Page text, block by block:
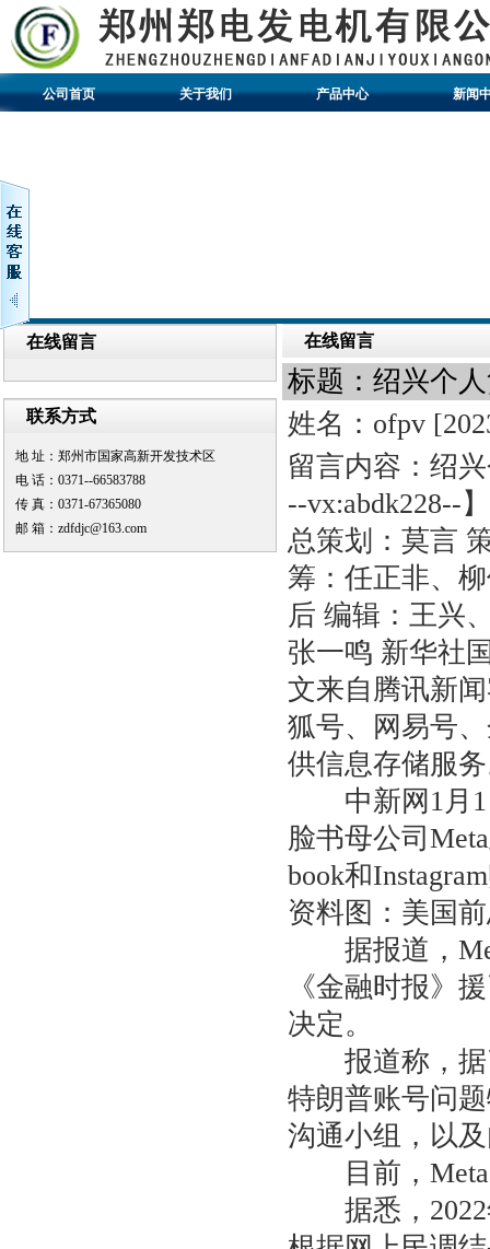
公司首页 关于我们 产品中心 新闻
在线留言
联系方式
地 址：郑州市国家高新开发技术区
电 话：0371--66583788
传 真：0371-67365080
邮 箱：zdfdjc@163.com
在线留言
标题：绍兴个
姓名：ofpv
留言内容：绍
--vx:abdk228--】
总策划：莫言
筹：任正非、
后 编辑：王兴
张一鸣 新华社
文来自腾讯新
狐号、网易号
供信息存储服
中新网1月1
脸书母公司
book和
资料图：美国
据报道，
《金融时报》
决定。
报道称，据
特朗普账号问
沟通小组，以
目前，Meta
据悉，2022